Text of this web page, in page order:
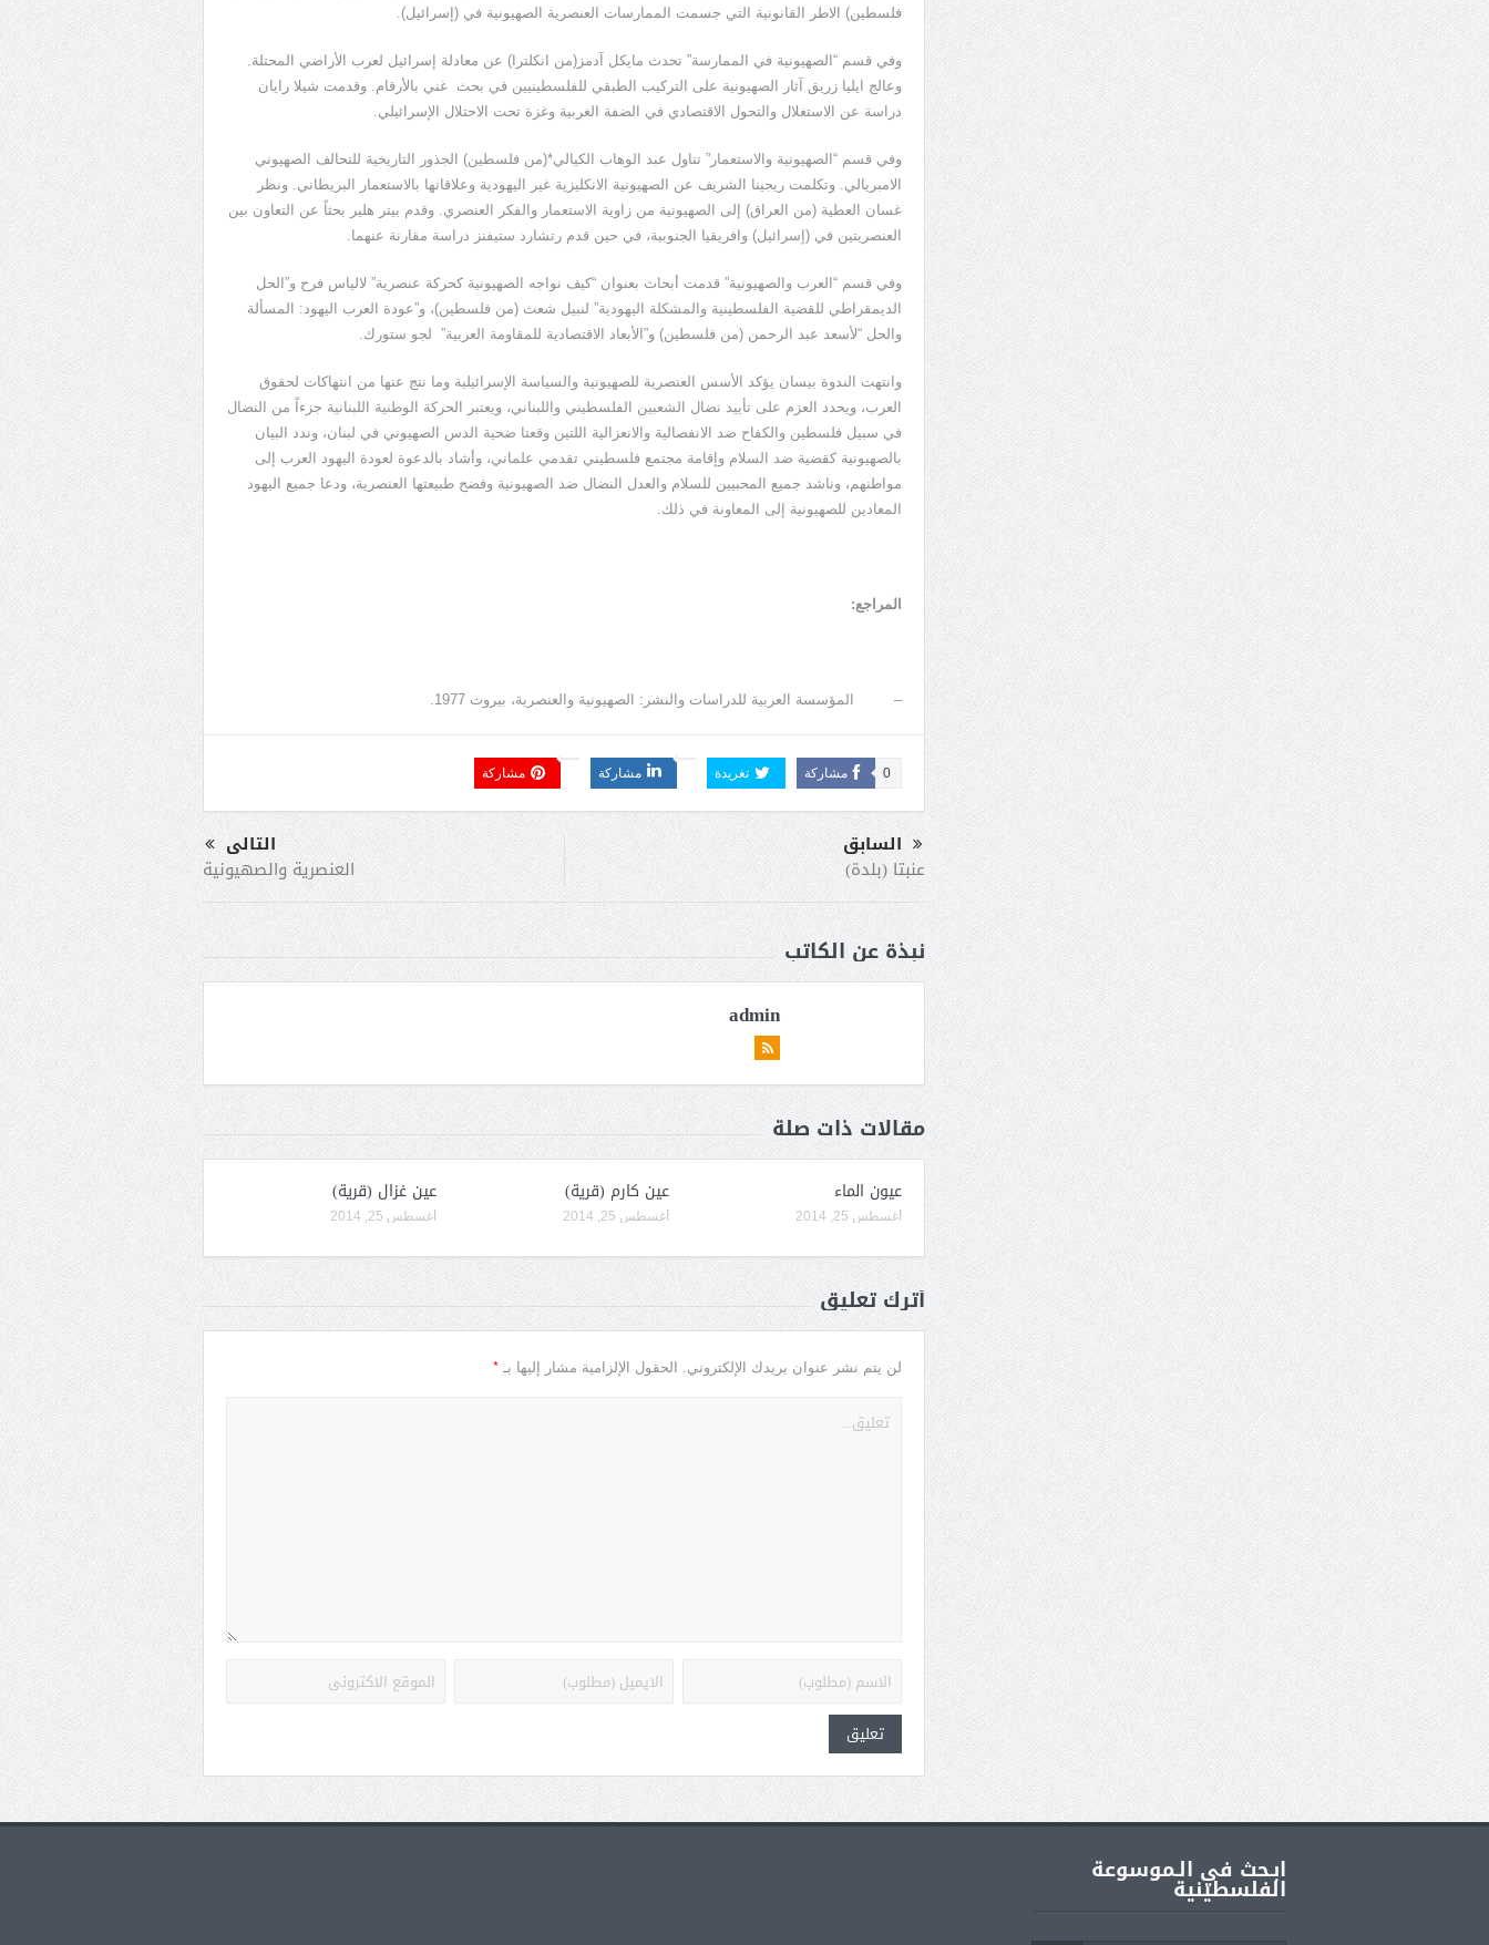
فلسطين) الاطر القانونية التي جسمت الممارسات العنصرية الصهيونية في (إسرائيل).
وفي قسم “الصهيونية في الممارسة” تحدث مايكل آدمز(من انكلترا) عن معادلة إسرائيل لعرب الأراضي المحتلة.
وعالج ايليا زريق آثار الصهيونية على التركيب الطبقي للفلسطينيين في بحث غني بالأرقام. وقدمت شيلا رايان
دراسة عن الاستغلال والتحول الاقتصادي في الضفة الغربية وغزة تحت الاحتلال الإسرائيلي.
وفي قسم “الصهيونية والاستعمار” تناول عبد الوهاب الكيالي*(من فلسطين) الجذور التاريخية للتحالف الصهيوني
الامبريالي. وتكلمت ريجينا الشريف عن الصهيونية الانكليزية غير اليهودية وعلاقاتها بالاستعمار البريطاني. ونظر
غسان العطية (من العراق) إلى الصهيونية من زاوية الاستعمار والفكر العنصري. وقدم بيتر هلير بحثاً عن التعاون بين
العنصريتين في (إسرائيل) وافريقيا الجنوبية، في حين قدم رتشارد ستيفنز دراسة مقارنة عنهما.
وفي قسم “العرب والصهيونية” قدمت أبحاث بعنوان “كيف نواجه الصهيونية كحركة عنصرية” لالياس فرح و”الحل
الديمقراطي للقضية الفلسطينية والمشكلة اليهودية” لنبيل شعث (من فلسطين)، و”عودة العرب اليهود: المسألة
والحل “لأسعد عبد الرحمن (من فلسطين) و”الأبعاد الاقتصادية للمقاومة العربية” لجو ستورك.
وانتهت الندوة بيسان يؤكد الأسس العنصرية للصهيونية والسياسة الإسرائيلية وما نتج عنها من انتهاكات لحقوق
العرب، ويحدد العزم على تأييد نضال الشعبين الفلسطيني واللبناني، ويعتبر الحركة الوطنية اللبنانية جزءاً من النضال
في سبيل فلسطين والكفاح ضد الانفصالية والانعزالية اللتين وقعتا ضحية الدس الصهيوني في لبنان، وندد البيان
بالصهيونية كقضية ضد السلام وإقامة مجتمع فلسطيني تقدمي علماني، وأشاد بالدعوة لعودة اليهود العرب إلى
مواطنهم، وناشد جميع المحبيين للسلام والعدل النضال ضد الصهيونية وفضح طبيعتها العنصرية، ودعا جميع اليهود
المعادين للصهيونية إلى المعاونة في ذلك.
المراجع:
– المؤسسة العربية للدراسات والنشر: الصهيونية والعنصرية، بيروت 1977.
مشاركة 0 تغريدة مشاركة مشاركة
السابق
عنبتا (بلدة)
التالى
العنصرية والصهيونية
نبذة عن الكاتب
admin
مقالات ذات صلة
عيون الماء
أغسطس 25, 2014
عين كارم (قرية)
أغسطس 25, 2014
عين غزال (قرية)
أغسطس 25, 2014
أترك تعليق
لن يتم نشر عنوان بريدك الإلكتروني. الحقول الإلزامية مشار إليها بـ *
ابـحث في الـموسوعة
الفلسطينية